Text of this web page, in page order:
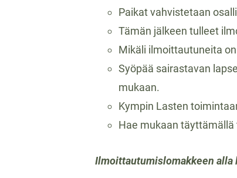
Paikat vahvistetaan
Tämän jälkeen tulleet
Mikäli ilmoittautuneita
Syöpää sairastavan
mukaan.
Kympin Lasten
Hae mukaan
Ilmoittautumislomakkeen alla